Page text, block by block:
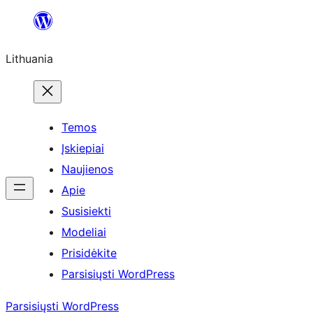
turinio
Lithuania
Temos
Įskiepiai
Naujienos
Apie
Susisiekti
Modeliai
Prisidėkite
Parsisiųsti WordPress
Parsisiųsti WordPress